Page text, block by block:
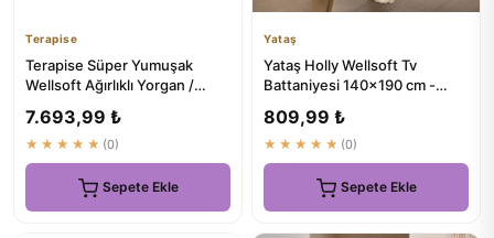
Terapise
Terapise Süper Yumuşak
Wellsoft Ağırlıklı Yorgan /
7.693,99 ₺
★★★★★ (0)
Sepete Ekle
Yataş
Yataş Holly Wellsoft Tv
Battaniyesi 140x190 cm -
809,99 ₺
★★★★★ (0)
Sepete Ekle